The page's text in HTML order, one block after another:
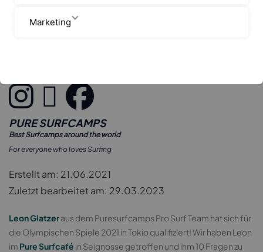
PURE SURFCAMPS
Best Surfcamps around the world
For everyone who loves Surfing
Erstellt am: 21.06.2021
Zuletzt bearbeitet am: 29.03.2023
Leon Glatzeraus dem Puresurfcamps Pro Surf Team hat sich für
die Olympischen Spiele 2021 in Tokio qualifiziert! Wir haben Leon
im Pure Surfcafé in Seignosse getroffen und ihm 10 Fragen zu
Marketing